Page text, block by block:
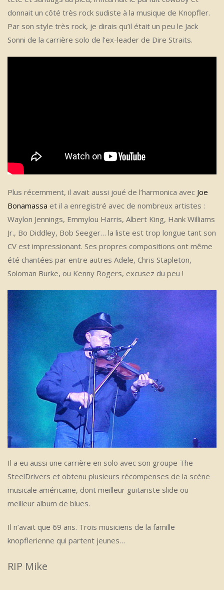
donnait un côté très rock sudiste à la musique de Knopfler.
Par son style très rock, je dirais qu’il était un peu le Jack
Sonni de la carrière solo de l’ex-leader de Dire Straits.
Plus récemment, il avait aussi joué de l’harmonica avec Joe
Bonamassa et il a enregistré avec de nombreux artistes :
Waylon Jennings, Emmylou Harris, Albert King, Hank Williams
Jr., Bo Diddley, Bob Seeger… la liste est trop longue tant son
CV est impressionant. Ses propres compositions ont même
été chantées par entre autres Adele, Chris Stapleton,
Soloman Burke, ou Kenny Rogers, excusez du peu !
Il a eu aussi une carrière en solo avec son groupe The
SteelDrivers et obtenu plusieurs récompenses de la scène
musicale américaine, dont meilleur guitariste slide ou
meilleur album de blues.
Il n’avait que 69 ans. Trois musiciens de la famille
knopflerienne qui partent jeunes…
RIP Mike